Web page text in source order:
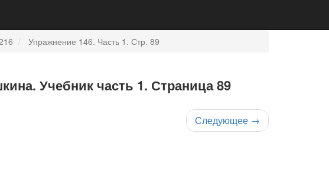
Упражнение 146. Часть 1. Стр. 89
Учебник часть 1. Страница 89
Следующее →